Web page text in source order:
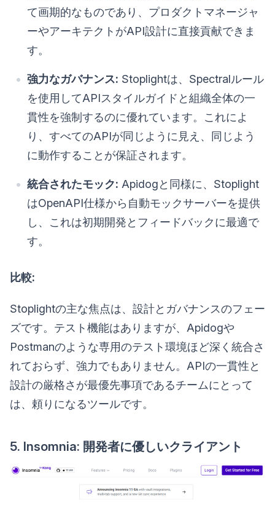
て画期的なものであり、プロダクトマネージャ
ーやアーキテクトがAPI設計に直接貢献できま
す。
強力なガバナンス: Stoplightは、Spectralルール
を使用してAPIスタイルガイドと組織全体の一
貫性を強制するのに優れています。これによ
り、すべてのAPIが同じように見え、同じよう
に動作することが保証されます。
統合されたモック: Apidogと同様に、Stoplight
はOpenAPI仕様から自動モックサーバーを提供
し、これは初期開発とフィードバックに最適で
す。
比較:
Stoplightの主な焦点は、設計とガバナンスのフェー
ズです。テスト機能はありますが、Apidogや
Postmanのような専用のテスト環境ほど深く統合さ
れておらず、強力でもありません。APIの一貫性と
設計の厳格さが最優先事項であるチームにとって
は、頼りになるツールです。
5. Insomnia: 開発者に優しいクライアント